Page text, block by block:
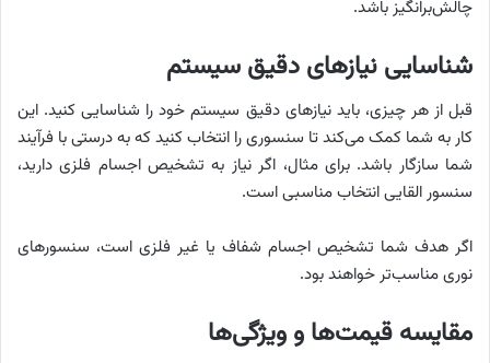
چالش‌برانگیز باشد.
شناسایی نیازهای دقیق سیستم
قبل از هر چیزی، باید نیازهای دقیق سیستم خود را شناسایی کنید. این
کار به شما کمک می‌کند تا سنسوری را انتخاب کنید که به درستی با فرآیند
شما سازگار باشد. برای مثال، اگر نیاز به تشخیص اجسام فلزی دارید،
سنسور القایی انتخاب مناسبی است.
اگر هدف شما تشخیص اجسام شفاف یا غیر فلزی است، سنسورهای
نوری مناسب‌تر خواهند بود.
مقایسه قیمت‌ها و ویژگی‌ها